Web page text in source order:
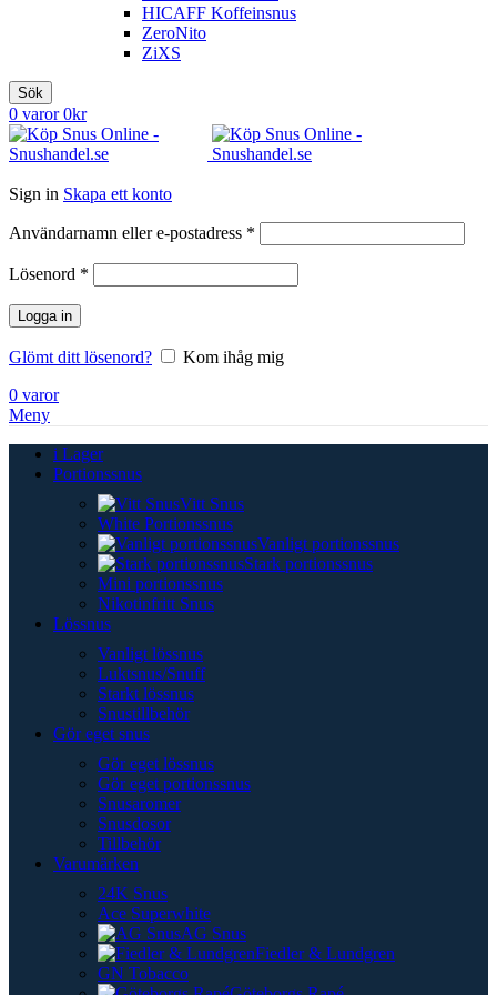
HICAFF Koffeinsnus
ZeroNito
ZiXS
Sök
0 varor 0kr
Sign in Skapa ett konto
Användarnamn eller e-postadress *
Lösenord *
Logga in
Glömt ditt lösenord?
Kom ihåg mig
0 varor
Meny
i Lager
Portionssnus
Vitt Snus
White Portionssnus
Vanligt portionssnus
Stark portionssnus
Mini portionssnus
Nikotinfritt Snus
Lössnus
Vanligt lössnus
Luktsnus/Snuff
Starkt lössnus
Snustillbehör
Gör eget snus
Gör eget lössnus
Gör eget portionssnus
Snusaromer
Snusdosor
Tillbehör
Varumärken
24K Snus
Ace Superwhite
AG Snus
Fiedler & Lundgren
GN Tobacco